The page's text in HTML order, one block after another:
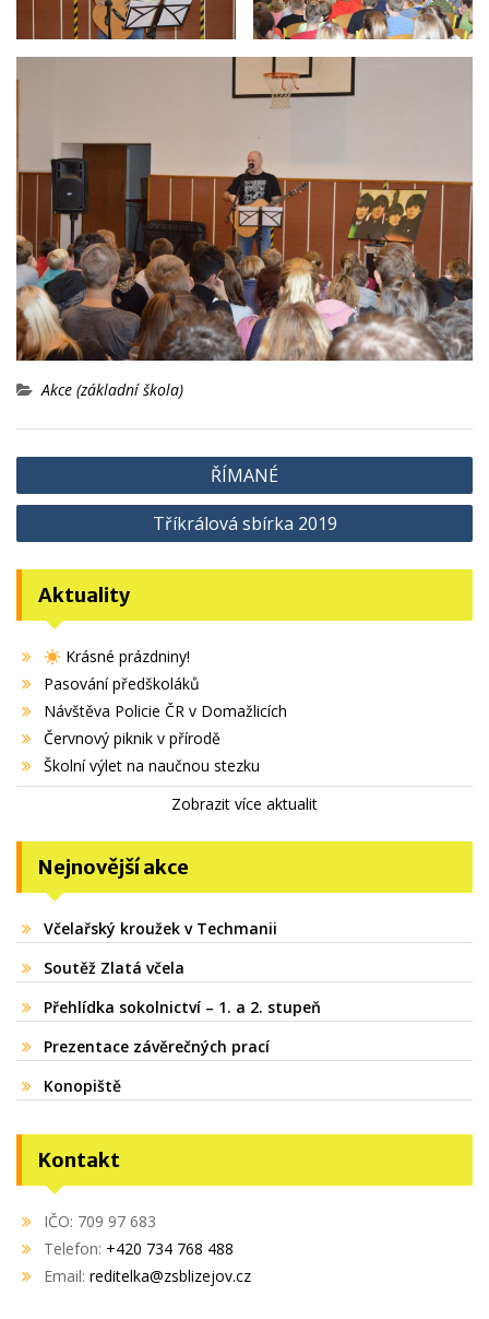
Akce (základní škola)
Navigace
pro
ŘÍMANÉ
Tříkrálová sbírka 2019
Aktuality
Krásné prázdniny!
Pasování předškoláků
Návštěva Policie ČR v Domažlicích
Červnový piknik v přírodě
Školní výlet na naučnou stezku
Zobrazit více aktualit
Nejnovější akce
Včelařský kroužek v Techmanii
Soutěž Zlatá včela
Přehlídka sokolnictví – 1. a 2. stupeň
Prezentace závěrečných prací
Konopiště
Kontakt
IČO: 709 97 683
Telefon: +420 734 768 488
Email: reditelka@zsblizejov.cz